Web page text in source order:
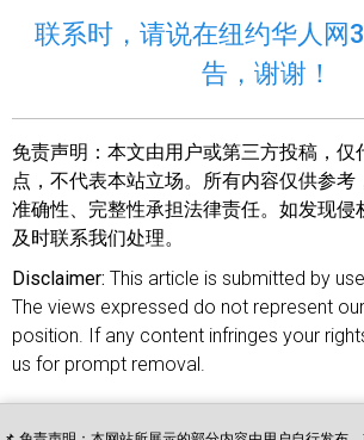
联系时，请说在纽约华人网
告，谢谢！
免责声明： 本文由用户或第三方投稿，仅
点，不代表本站立场。所有内容仅供参考
准确性、完整性承担法律责任。如发现侵
及时联系我们处理。
Disclaimer: This article is submitted by
The views expressed do not represent
position. If any content infringes your
us for prompt removal.